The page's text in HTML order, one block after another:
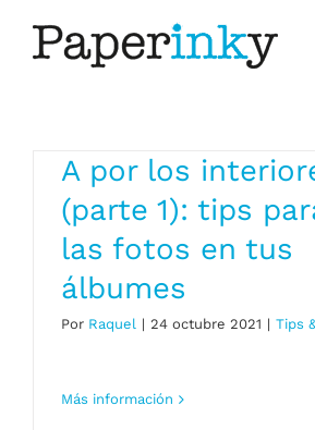
A por los
(parte 1): tips
las fotos en tus
álbumes
Por Raquel | 24 octubre 2021 | Tips
Más información